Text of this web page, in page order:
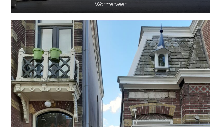
Wormerveer